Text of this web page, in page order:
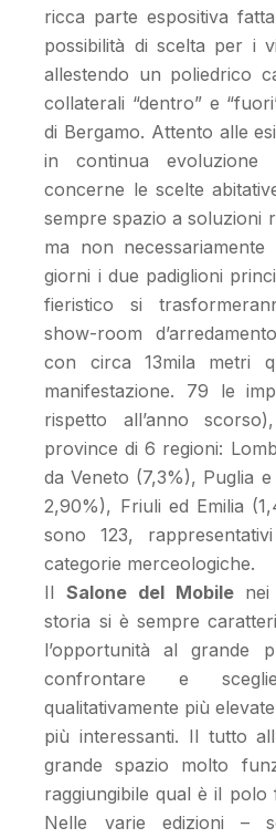
ricca parte espositiva
possibilità di scelta per i
allestendo un poliedrico
collaterali “dentro” e
di Bergamo. Attento alle
in continua evoluzione
concerne le scelte
sempre spazio a soluzioni
ma non necessariamente
giorni i due padiglioni
fieristico si
show-room
con circa 13mila metri
manifestazione. 79 le
rispetto all’anno
province di 6 regioni:
da Veneto (7,3%), Puglia
2,90%), Friuli ed Emilia
sono 123,
categorie merceologiche.
IlSalone del Mobilenei
storia si è sempre
l’opportunità al grande
confrontare e
qualitativamente più
più interessanti. Il tutto
grande spazio molto
raggiungibile qual è il polo
Nelle varie edizioni –